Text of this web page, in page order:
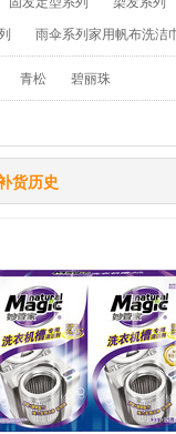
雨伞系列家用帆布洗洁
青松 碧丽珠
货历史